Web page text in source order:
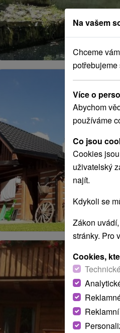
Na vašem
Chceme
Více o
Abychom
používáme
Co jsou
Cookies
uživatelský
najít.
Kdykoli se
Zákon
stránky. Pro
Cookies,